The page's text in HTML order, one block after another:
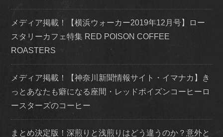
メディア掲載！【横浜ウォーカー2019年12月号】ロー
スタリーカフェ特集 RED POISON COFFEE
ROASTERS
メディア掲載！【神奈川新聞情報サイト・イマナカ】き
っとあなたも癖になる座間・レッドポイズンコーヒーロ
ースターズのコーヒー
まとめ決定版！深煎りと浅煎りはどう違うのか？意外と